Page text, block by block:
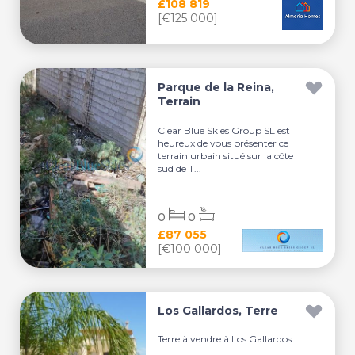
£108 819
[€125 000]
Parque de la Reina,
Terrain
Clear Blue Skies Group SL est
heureux de vous présenter ce
terrain urbain situé sur la côte
sud de T...
£87 055
[€100 000]
0 0
Los Gallardos, Terre
Terre à vendre à Los Gallardos.